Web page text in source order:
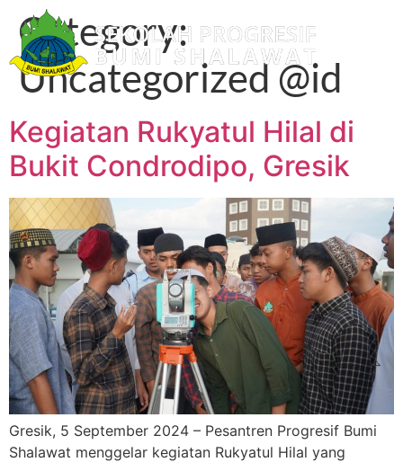
Category:
Uncategorized @id
Kegiatan Rukyatul Hilal di
Bukit Condrodipo, Gresik
Gresik, 5 September 2024 – Pesantren Progresif Bumi
Shalawat menggelar kegiatan Rukyatul Hilal yang